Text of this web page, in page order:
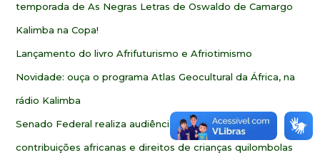
temporada de As Negras Letras de Oswaldo de Camargo
Kalimba na Copa!
Lançamento do livro Afrifuturismo e Afriotimismo
Novidade: ouça o programa Atlas Geocultural da África, na
rádio Kalimba
Senado Federal realiza audiência pública sobre
contribuições africanas e direitos de crianças quilombolas